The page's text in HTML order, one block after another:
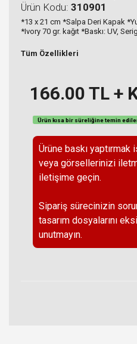
Ürün Kodu: 310901
*13 x 21 cm *Salpa Deri Kapak
*Ivory 70 gr. kağıt *Baskı: UV,
Tüm Özellikleri
166.00 TL +
Ürün kısa bir süreliğine temin
Ürüne baskı
veya görsellerinizi
iletişime geçin.
Sipariş sürecinizin
tasarım dosyalarını
unutmayın.